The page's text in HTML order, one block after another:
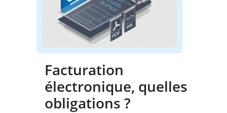
Facturation
électronique, quelles
obligations ?